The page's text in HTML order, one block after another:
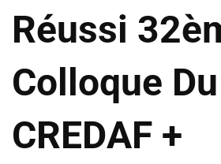
Réussi
Colloque Du
CREDAF +